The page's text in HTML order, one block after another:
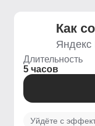
Как
Яндекс
Длительность
5 часов
Уйдёте с